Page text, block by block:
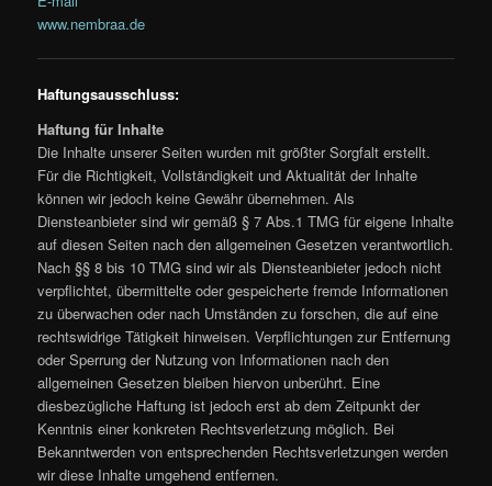
www.nembraa.de
Haftungsausschluss:
Haftung für Inhalte
Die Inhalte unserer Seiten wurden mit größter Sorgfalt erstellt.
Für die Richtigkeit, Vollständigkeit und Aktualität der Inhalte
können wir jedoch keine Gewähr übernehmen. Als
Diensteanbieter sind wir gemäß § 7 Abs.1 TMG für eigene Inhalte
auf diesen Seiten nach den allgemeinen Gesetzen verantwortlich.
Nach §§ 8 bis 10 TMG sind wir als Diensteanbieter jedoch nicht
verpflichtet, übermittelte oder gespeicherte fremde Informationen
zu überwachen oder nach Umständen zu forschen, die auf eine
rechtswidrige Tätigkeit hinweisen. Verpflichtungen zur Entfernung
oder Sperrung der Nutzung von Informationen nach den
allgemeinen Gesetzen bleiben hiervon unberührt. Eine
diesbezügliche Haftung ist jedoch erst ab dem Zeitpunkt der
Kenntnis einer konkreten Rechtsverletzung möglich. Bei
Bekanntwerden von entsprechenden Rechtsverletzungen werden
wir diese Inhalte umgehend entfernen.